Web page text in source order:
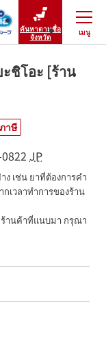
ค้นหาตามชื่อ
จังหวัด
เมนู
ปิดเมนู
ชิโอะ [ร้าน
าษี
JP
เช่น ยาที่ต้องการคำ
เวลาทำการของร้าน
ร้านค้าที่แนบมา กรุณา